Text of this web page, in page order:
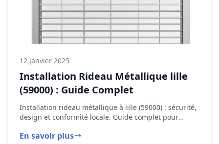
12 janvier 2025
Installation Rideau Métallique lille
(59000) : Guide Complet
Installation rideau métallique à lille (59000) : sécurité,
design et conformité locale. Guide complet pour
sécuriser votre commerce.
En savoir plus